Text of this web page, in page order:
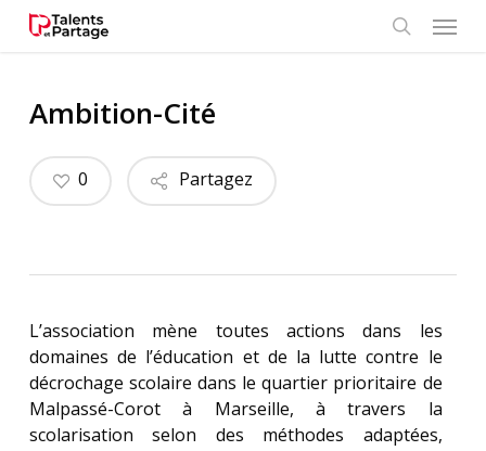
Menu
Ambition-Cité
Partagez
0
L’association mène toutes actions dans les
domaines de l’éducation et de la lutte contre le
décrochage scolaire dans le quartier prioritaire de
Malpassé-Corot à Marseille, à travers la
scolarisation selon des méthodes adaptées,